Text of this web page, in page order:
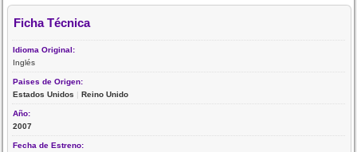
Ficha Técnica
Idioma Original:
Inglés
Paises de Origen:
Estados Unidos |Reino Unido
Año:
2007
Fecha de Estreno: